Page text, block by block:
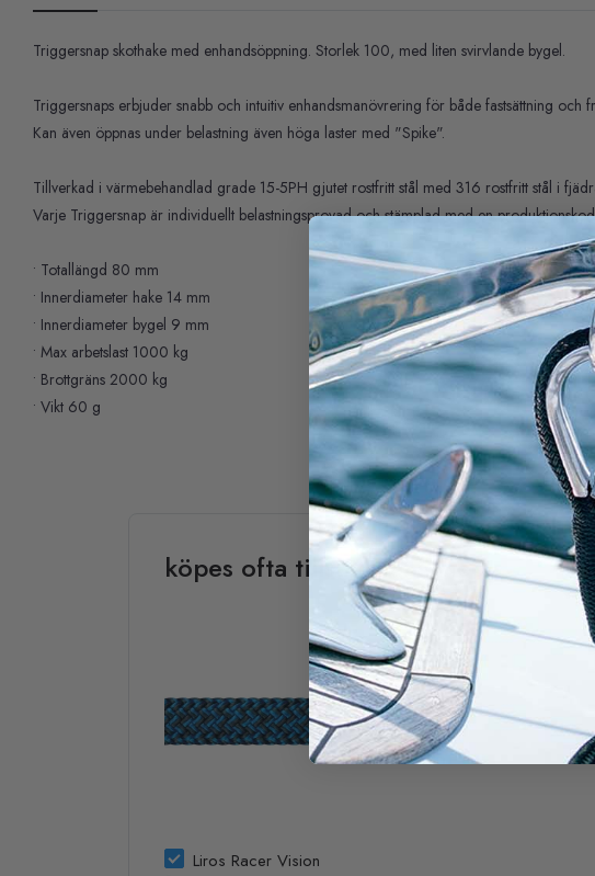
Triggersnap skothake med enhandsöppning. Storlek 100, med liten svirvlande bygel.
Triggersnaps erbjuder snabb och intuitiv enhandsmanövrering för både fastsättning och
Kan även öppnas under belastning även höga laster med "Spike".
Tillverkad i värmebehandlad grade 15-5PH gjutet rostfritt stål med 316 rostfritt stål i
Varje Triggersnap är individuellt belastningsprovad och stämplad med en
• Totallängd 80 mm
• Innerdiameter hake 14 mm
• Innerdiameter bygel 9 mm
• Max arbetslast 1000 kg
• Brottgräns 2000 kg
• Vikt 60 g
köpes ofta tillsammans med
Liros Racer Vision